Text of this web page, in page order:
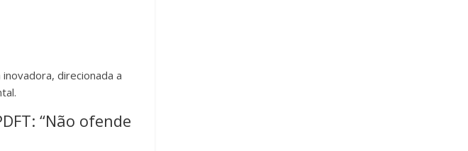
direcionada a
“Não ofende